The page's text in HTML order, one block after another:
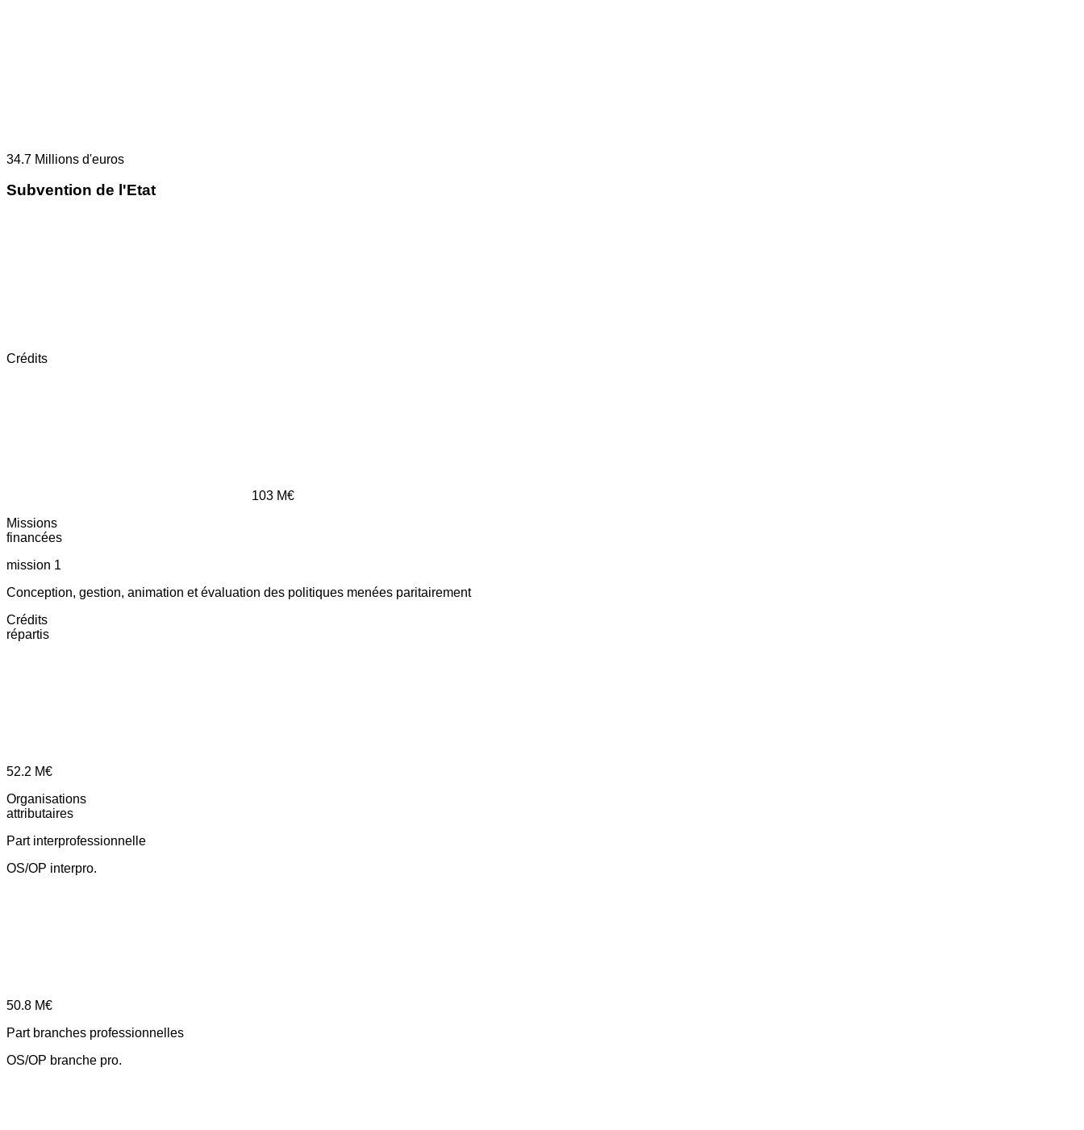
34.7 Millions d'euros
Subvention de l'Etat
Crédits
103 M€
Missions
financées
mission 1
Conception, gestion, animation et évaluation des politiques menées paritairement
Crédits
répartis
52.2 M€
Organisations
attributaires
Part interprofessionnelle
OS/OP interpro.
50.8 M€
Part branches professionnelles
OS/OP branche pro.